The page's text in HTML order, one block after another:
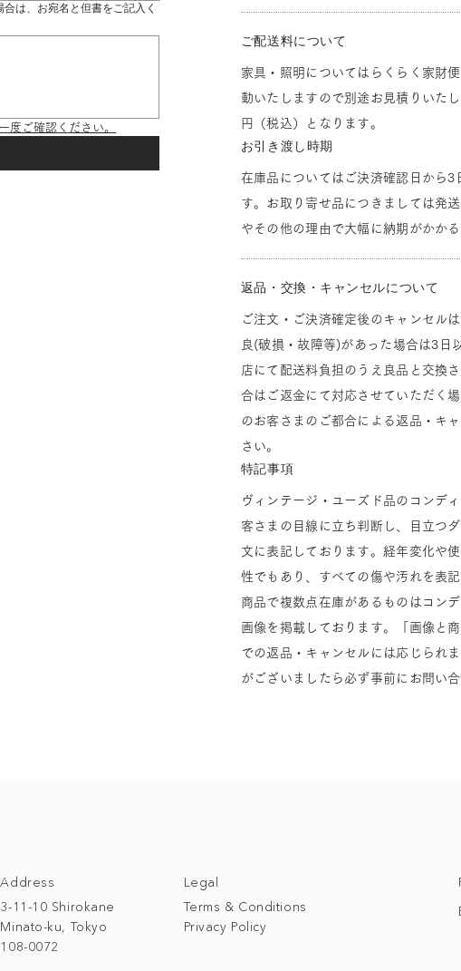
は、お宛名と但書をご記入く
度ご確認ください。
ご配送料について
家具・照明についてはらくらく家財
動いたしますので別途お見積りいた
円（税込）となります。
お引き渡し時期
在庫品についてはご決済確認日から3
す。お取り寄せ品につきましては発
やその他の理由で大幅に納期がかか
返品・交換・キャンセルについて
ご注文・ご決済確定後のキャンセル
良(破損・故障等)があった場合は3日
店にて配送料負担のうえ良品と交換
合はご返金にて対応させていただく
のお客さまのご都合による返品・キ
さい。
特記事項
ヴィンテージ・ユーズド品のコンデ
客さまの目線に立ち判断し、目立つ
文に表記しております。経年変化や
性でもあり、すべての傷や汚れを表
商品で複数点在庫があるものはコン
画像を掲載しております。「画像と
での返品・キャンセルには応じられ
がございましたら必ず事前にお問い合
Address
3-11-10 Shirokane
Minato-ku, Tokyo
108-0072
Legal
Terms & Conditions
Privacy Policy